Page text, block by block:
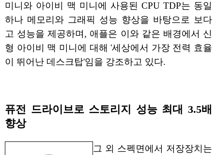
미니와 아이비 맥 미니에 사용된 CPU TDP는 동일
하나 메모리와 그래픽 성능 향상을 바탕으로 보다
고 성능을 제공하며, 애플은 이와 같은 배경에서 신
형 아이비 맥 미니에 대해 '세상에서 가장 전력 효율
이 뛰어난 데스크탑'임을 강조하고 있다.
퓨전 드라이브로 스토리지 성능 최대 3.5배
향상
그 외 스펙면에서 저장장치는